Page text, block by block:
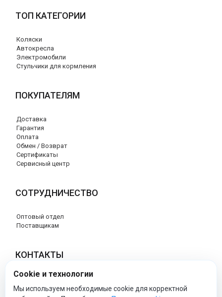
ТОП КАТЕГОРИИ
Коляски
Автокресла
Электромобили
Стульчики для кормления
ПОКУПАТЕЛЯМ
Доставка
Гарантия
Оплата
Обмен / Возврат
Сертификаты
Сервисный центр
СОТРУДНИЧЕСТВО
Оптовый отдел
Поставщикам
КОНТАКТЫ
8 (800) 707-17-56
info@peg-perego-market.ru
Cookie и технологии
Мы используем необходимые cookie для корректной